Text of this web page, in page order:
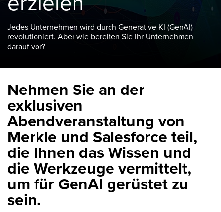
Jedes Unternehmen wird durch Generative KI (GenAI)
revolutioniert. Aber wie bereiten Sie Ihr Unternehmen
darauf vor?
Nehmen Sie an der
exklusiven
Abendveranstaltung von
Merkle und Salesforce teil,
die Ihnen das Wissen und
die Werkzeuge vermittelt,
um für GenAI gerüstet zu
sein.